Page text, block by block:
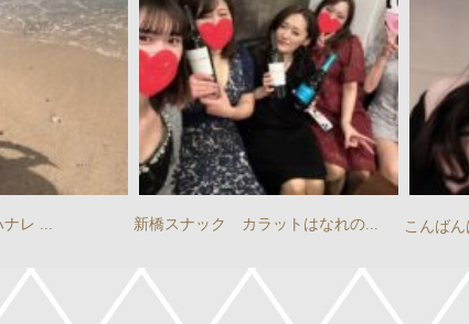
スナック カラットはなれの... こんばんは *.｡ 新橋スナッ...